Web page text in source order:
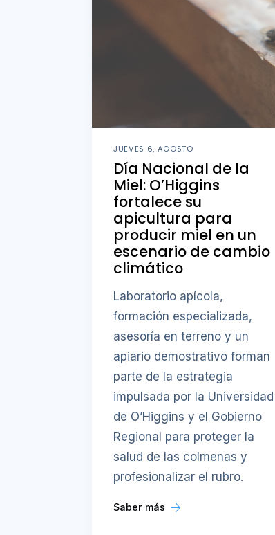
JUEVES 6, AGOSTO
Día Nacional de la
Miel: O’Higgins
fortalece su
apicultura para
producir miel en un
escenario de cambio
climático
Laboratorio apícola,
formación especializada,
asesoría en terreno y un
apiario demostrativo forman
parte de la estrategia
impulsada por la Universidad
de O’Higgins y el Gobierno
Regional para proteger la
salud de las colmenas y
profesionalizar el rubro.
Saber más